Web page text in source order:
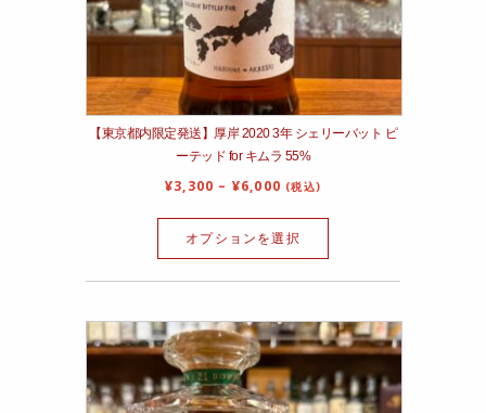
【東京都内限定発送】厚岸 2020 3年 シェリーバット ピ
ーテッド for キムラ 55%
¥3,300 – ¥6,000 (税込)
オプションを選択